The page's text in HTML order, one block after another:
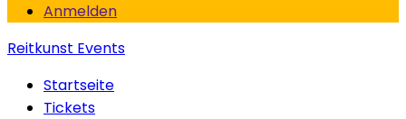
Anmelden
Reitkunst Events
Startseite
Tickets